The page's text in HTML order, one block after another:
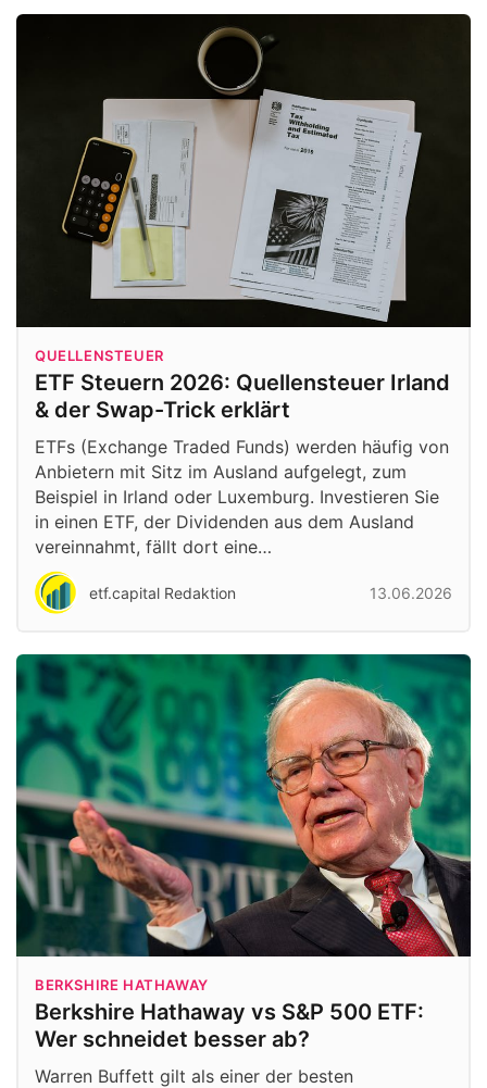
QUELLENSTEUER
ETF Steuern 2026: Quellensteuer Irland
& der Swap-Trick erklärt
ETFs (Exchange Traded Funds) werden häufig von
Anbietern mit Sitz im Ausland aufgelegt, zum
Beispiel in Irland oder Luxemburg. Investieren Sie
in einen ETF, der Dividenden aus dem Ausland
vereinnahmt, fällt dort eine…
etf.capital Redaktion 13.06.2026
BERKSHIRE HATHAWAY
Berkshire Hathaway vs S&P 500 ETF:
Wer schneidet besser ab?
Warren Buffett gilt als einer der besten